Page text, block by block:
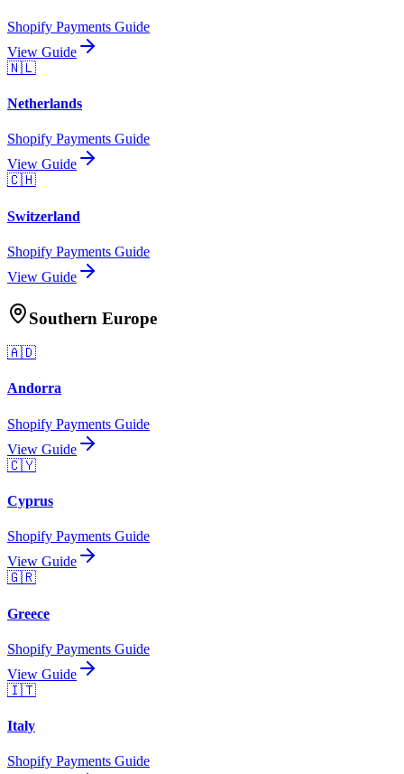
Shopify Payments Guide
View Guide
🇳🇱
Netherlands
Shopify Payments Guide
View Guide
🇨🇭
Switzerland
Shopify Payments Guide
View Guide
Southern Europe
🇦🇩
Andorra
Shopify Payments Guide
View Guide
🇨🇾
Cyprus
Shopify Payments Guide
View Guide
🇬🇷
Greece
Shopify Payments Guide
View Guide
🇮🇹
Italy
Shopify Payments Guide